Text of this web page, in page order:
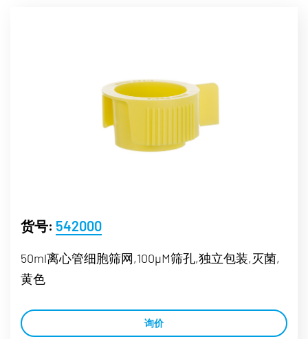
货号: 542000
50ml离心管细胞筛网,100µM筛孔,独立包装,灭菌,
黄色
询价